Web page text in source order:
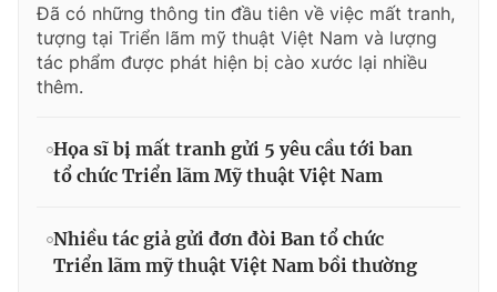
Đã có những thông tin đầu tiên về việc mất tranh,
tượng tại Triển lãm mỹ thuật Việt Nam và lượng
tác phẩm được phát hiện bị cào xước lại nhiều
thêm.
Họa sĩ bị mất tranh gửi 5 yêu cầu tới ban
tổ chức Triển lãm Mỹ thuật Việt Nam
Nhiều tác giả gửi đơn đòi Ban tổ chức
Triển lãm mỹ thuật Việt Nam bồi thường